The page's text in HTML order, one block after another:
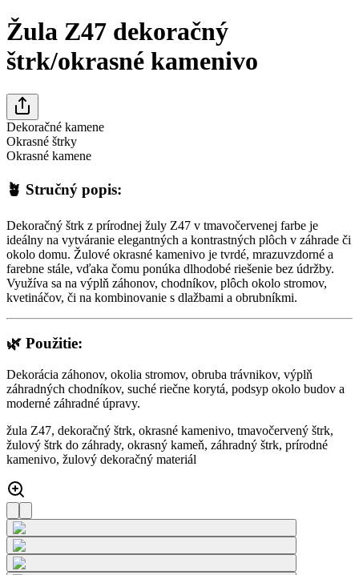
Žula Z47 dekoračný
štrk/okrasné kamenivo
Dekoračné kamene
Okrasné štrky
Okrasné kamene
🪴 Stručný popis:
Dekoračný štrk z prírodnej žuly Z47 v tmavočervenej farbe je
ideálny na vytváranie elegantných a kontrastných plôch v záhrade či
okolo domu. Žulové okrasné kamenivo je tvrdé, mrazuvzdorné a
farebne stále, vďaka čomu ponúka dlhodobé riešenie bez údržby.
Využíva sa na výplň záhonov, chodníkov, plôch okolo stromov,
kvetináčov, či na kombinovanie s dlažbami a obrubníkmi.
🌿 Použitie:
Dekorácia záhonov, okolia stromov, obruba trávnikov, výplň
záhradných chodníkov, suché riečne korytá, podsyp okolo budov a
moderné záhradné úpravy.
žula Z47, dekoračný štrk, okrasné kamenivo, tmavočervený štrk,
žulový štrk do záhrady, okrasný kameň, záhradný štrk, prírodné
kamenivo, žulový dekoračný materiál